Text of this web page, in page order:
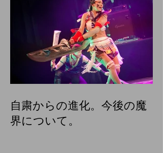
自粛からの進化。今後の魔
界について。